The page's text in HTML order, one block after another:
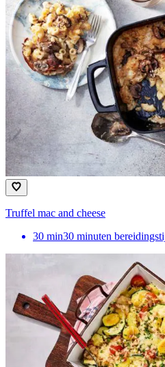
Truffel mac and cheese
30 min30 minuten